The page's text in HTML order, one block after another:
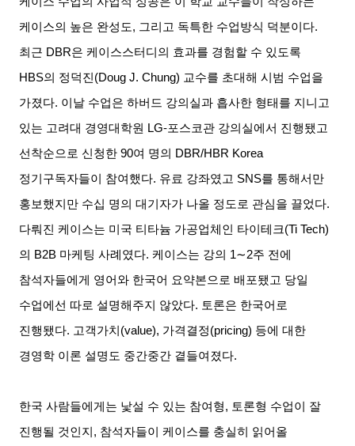
케이스의 높은 완성도, 그리고 독특한 수업방식 덕분이다.
최근 DBR은 케이스스터디의 효과를 경험할 수 있도록
HBS의 정덕진 (Doug J. Chung) 교수를 초대해 시범 수업을
가졌다. 이날 수업은 하버드 강의실과 흡사한 형태를 지니고
있는 고려대 경영대학원
LG-포스코관 강의실에서 진행됐고
선착순으로 신청한 90여 명의
DBR/HBR Korea
정기구독자들이 참여했다. 유료 강좌였고 SNS를 통해서만
홍보했지만 수십 명의 대기자가 나올 정도로 관심을 끌었다.
다뤄진 케이스는 미국 티타늄 가공업체인 타이테크(Ti Tech)
의
B2B 마케팅 사례였다.케이스는 강의 1∼2주 전에
참석자들에게 영어와 한국어 요약본으로 배포됐고 당일
수업에선 따로 설명해주지 않았다. 토론은 한국어로
진행됐다. 고객가치 (value), 가격결정(pricing) 등에 대한
경영학 이론 설명도 중간중간 곁들여졌다.
한국 사람들에게는 낯설 수 있는 참여형, 토론형 수업이 잘
진행될 것인지 , 참석자들이 케이스를 충실히 읽어올